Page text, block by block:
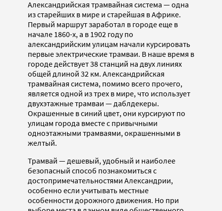
Александрийская трамвайная система — одна
из старейших в мире и старейшая в Африке.
Первый маршрут заработал в городе еще в
начале 1860-х, а в 1902 году по
александрийским улицам начали курсировать
первые электрические трамваи. В наше время в
городе действует 38 станций на двух линиях
общей длиной 32 км. Александрийская
трамвайная система, помимо всего прочего,
является одной из трех в мире, что использует
двухэтажные трамваи — даблдекеры.
Окрашенные в синий цвет, они курсируют по
улицам города вместе с привычными
одноэтажными трамваями, окрашенными в
желтый.
Трамвай — дешевый, удобный и наиболее
безопасный способ познакомиться с
достопримечательностями Александрии,
особенно если учитывать местные
особенности дорожного движения. Но при